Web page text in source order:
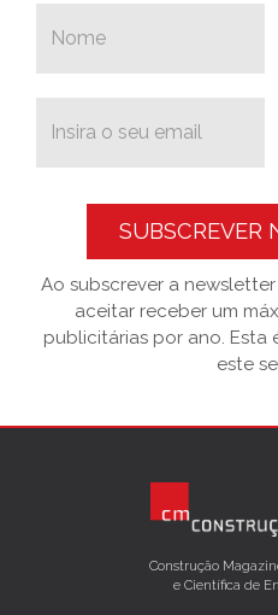
SUBSCREVER
Ao subscrever a
aceitar receber um
publicitárias por ano. Esta
este
Construção
e Científica de